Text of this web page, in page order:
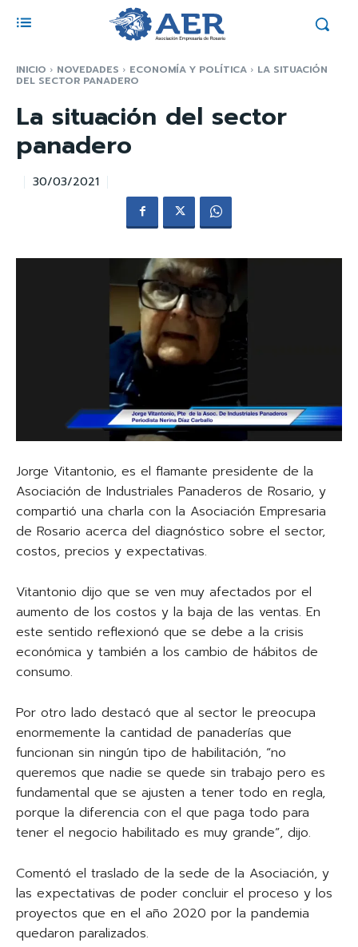
INICIO NOVEDADES ECONOMÍA Y POLÍTICA LA SITUACIÓN
DEL SECTOR PANADERO
La situación del sector
panadero
30/03/2021
Jorge Vitantonio, es el flamante presidente de la
Asociación de Industriales Panaderos de Rosario, y
compartió una charla con la Asociación Empresaria
de Rosario acerca del diagnóstico sobre el sector,
costos, precios y expectativas.
Vitantonio dijo que se ven muy afectados por el
aumento de los costos y la baja de las ventas. En
este sentido reflexionó que se debe a la crisis
económica y también a los cambio de hábitos de
consumo.
Por otro lado destacó que al sector le preocupa
enormemente la cantidad de panaderías que
funcionan sin ningún tipo de habilitación, “no
queremos que nadie se quede sin trabajo pero es
fundamental que se ajusten a tener todo en regla,
porque la diferencia con el que paga todo para
tener el negocio habilitado es muy grande”, dijo.
Comentó el traslado de la sede de la Asociación, y
las expectativas de poder concluir el proceso y los
proyectos que en el año 2020 por la pandemia
quedaron paralizados.